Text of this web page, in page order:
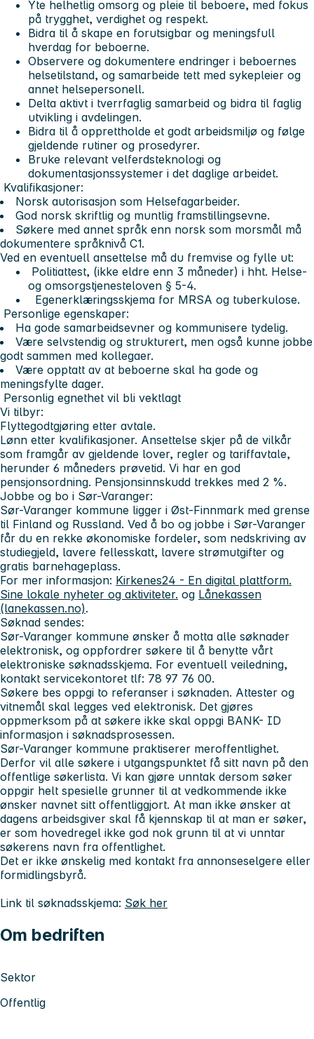
Yte helhetlig omsorg og pleie til beboere, med fokus
på trygghet, verdighet og respekt.
Bidra til å skape en forutsigbar og meningsfull
hverdag for beboerne.
Observere og dokumentere endringer i beboernes
helsetilstand, og samarbeide tett med sykepleier og
annet helsepersonell.
Delta aktivt i tverrfaglig samarbeid og bidra til faglig
utvikling i avdelingen.
Bidra til å opprettholde et godt arbeidsmiljø og følge
gjeldende rutiner og prosedyrer.
Bruke relevant velferdsteknologi og
dokumentasjonssystemer i det daglige arbeidet.
Kvalifikasjoner:
Norsk autorisasjon som Helsefagarbeider.
God norsk skriftlig og muntlig framstillingsevne.
Søkere med annet språk enn norsk som morsmål må
dokumentere språknivå C1.
Ved en eventuell ansettelse må du fremvise og fylle ut:
Politiattest, (ikke eldre enn 3 måneder) i hht. Helse-
og omsorgstjenesteloven § 5-4.
Egenerklæringsskjema for MRSA og tuberkulose.
Personlige egenskaper:
Ha gode samarbeidsevner og kommunisere tydelig.
Være selvstendig og strukturert, men også kunne jobbe
godt sammen med kollegaer.
Være opptatt av at beboerne skal ha gode og
meningsfylte dager.
Personlig egnethet vil bli vektlagt
Vi tilbyr:
Flyttegodtgjøring etter avtale.
Lønn etter kvalifikasjoner. Ansettelse skjer på de vilkår
som framgår av gjeldende lover, regler og tariffavtale,
herunder 6 måneders prøvetid. Vi har en god
pensjonsordning. Pensjonsinnskudd trekkes med 2 %.
Jobbe og bo i Sør-Varanger:
Sør-Varanger kommune ligger i Øst-Finnmark med grense
til Finland og Russland. Ved å bo og jobbe i Sør-Varanger
får du en rekke økonomiske fordeler, som nedskriving av
studiegjeld, lavere fellesskatt, lavere strømutgifter og
gratis barnehageplass.
For mer informasjon: Kirkenes24 - En digital plattform.
Sine lokale nyheter og aktiviteter. og Lånekassen
(lanekassen.no).
Søknad sendes:
Sør-Varanger kommune ønsker å motta alle søknader
elektronisk, og oppfordrer søkere til å benytte vårt
elektroniske søknadsskjema. For eventuell veiledning,
kontakt servicekontoret tlf: 78 97 76 00.
Søkere bes oppgi to referanser i søknaden. Attester og
vitnemål skal legges ved elektronisk. Det gjøres
oppmerksom på at søkere ikke skal oppgi BANK- ID
informasjon i søknadsprosessen.
Sør-Varanger kommune praktiserer meroffentlighet.
Derfor vil alle søkere i utgangspunktet få sitt navn på den
offentlige søkerlista. Vi kan gjøre unntak dersom søker
oppgir helt spesielle grunner til at vedkommende ikke
ønsker navnet sitt offentliggjort. At man ikke ønsker at
dagens arbeidsgiver skal få kjennskap til at man er søker,
er som hovedregel ikke god nok grunn til at vi unntar
søkerens navn fra offentlighet.
Det er ikke ønskelig med kontakt fra annonseselgere eller
formidlingsbyrå.
Link til søknadsskjema: Søk her
Om bedriften
Sektor
Offentlig